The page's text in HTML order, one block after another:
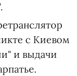
с Киевом
и выдачи